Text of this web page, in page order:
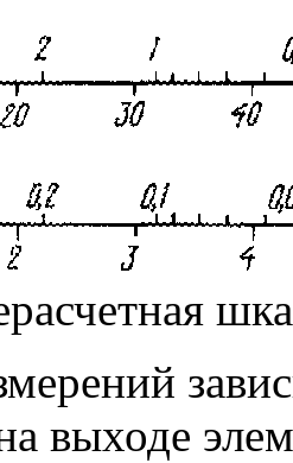
выходе